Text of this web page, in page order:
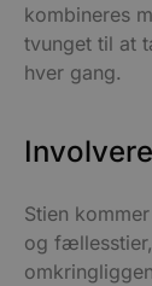
kombineres
tvunget til at
hver gang.
Stien
og